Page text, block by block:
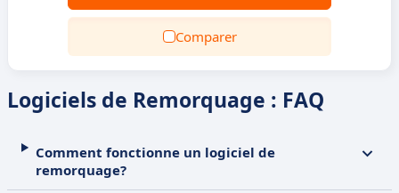
Comparer
Logiciels de Remorquage : FAQ
Comment fonctionne un logiciel de
remorquage?